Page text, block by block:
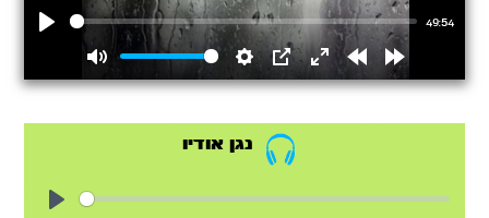
49:54
Mute Settings
PIP
EnterRewindForward
נגן אודיו